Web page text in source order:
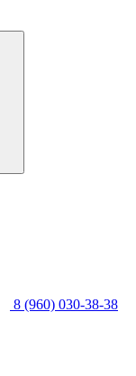
8 (960) 030-38-38